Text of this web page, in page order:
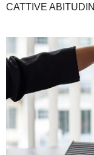
CATTIVE ABITUDINI